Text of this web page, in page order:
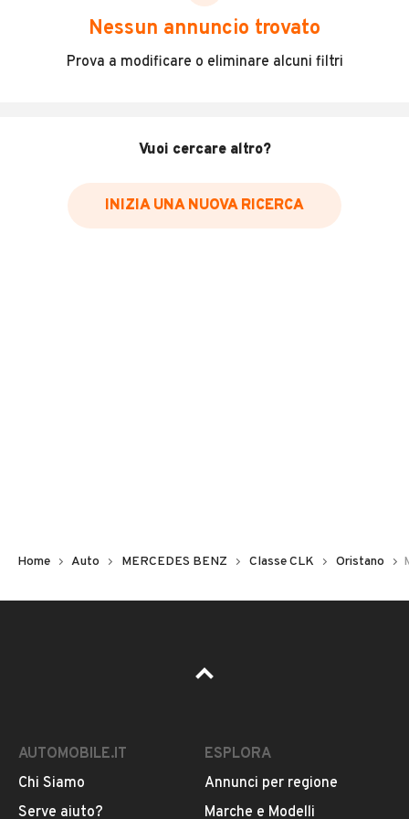
scegliere in modo trasparente e sicuro, come:
Incidenti in cui è stato coinvolto il veicolo
Data e luogo delle revisioni effettuate
Inserisci il numero di targa per verificare la disponibilità
Pubblicità
Nessun annuncio trovato
Prova a modificare o eliminare alcuni filtri
Vuoi cercare altro?
INIZIA UNA NUOVA RICERCA
Home Auto MERCEDES BENZ Classe CLK Oristano
AUTOMOBILE.IT
Chi Siamo
Serve aiuto?
ESPLORA
Annunci per regione
Marche e Modelli